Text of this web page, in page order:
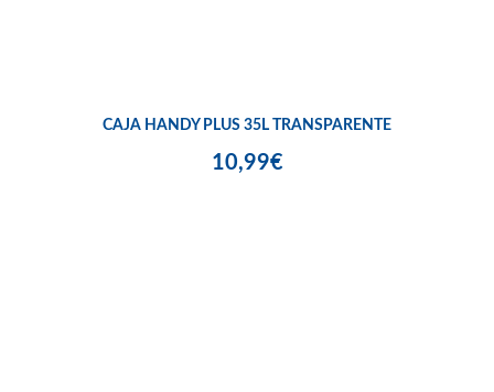
CAJA HANDY PLUS 35L TRANSPARENTE
10,99€